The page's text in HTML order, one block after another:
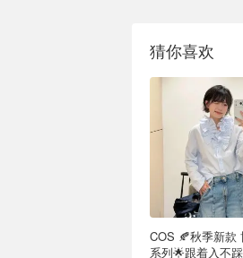
猜你喜欢
COS 🍂秋季新款
系列🌟跟着入不踩